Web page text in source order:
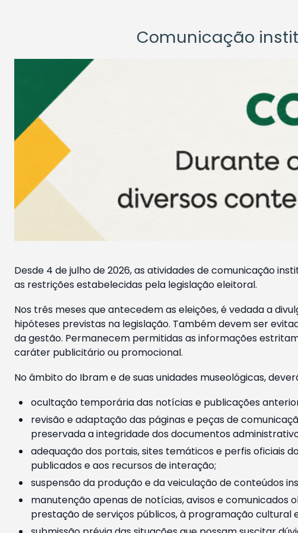
Comunicação
Desde 4 de julho de 2026, as atividades de comunicação
as restrições estabelecidas pela legislação eleitoral.
Nos três meses que antecedem as eleições, é vedada a
hipóteses previstas na legislação. Também devem ser
da gestão. Permanecem permitidas as informações
caráter publicitário ou promocional.
No âmbito do Ibram e de suas unidades museológicas,
ocultação temporária das notícias e publicações
revisão e adaptação das páginas e peças de
preservada a integridade dos documentos
adequação dos portais, sites temáticos e perfis oficiais
publicados e aos recursos de interação;
suspensão da produção e da veiculação de conteúdos
manutenção apenas de notícias, avisos e comunicados
prestação de serviços públicos, à programação cultural